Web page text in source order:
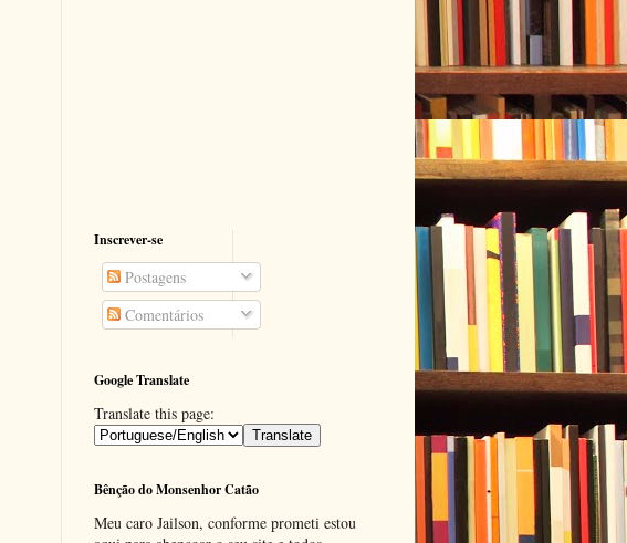
Inscrever-se
Postagens
Comentários
Google Translate
Translate this page:
Bênção do Monsenhor Catão
Meu caro Jailson, conforme prometi estou